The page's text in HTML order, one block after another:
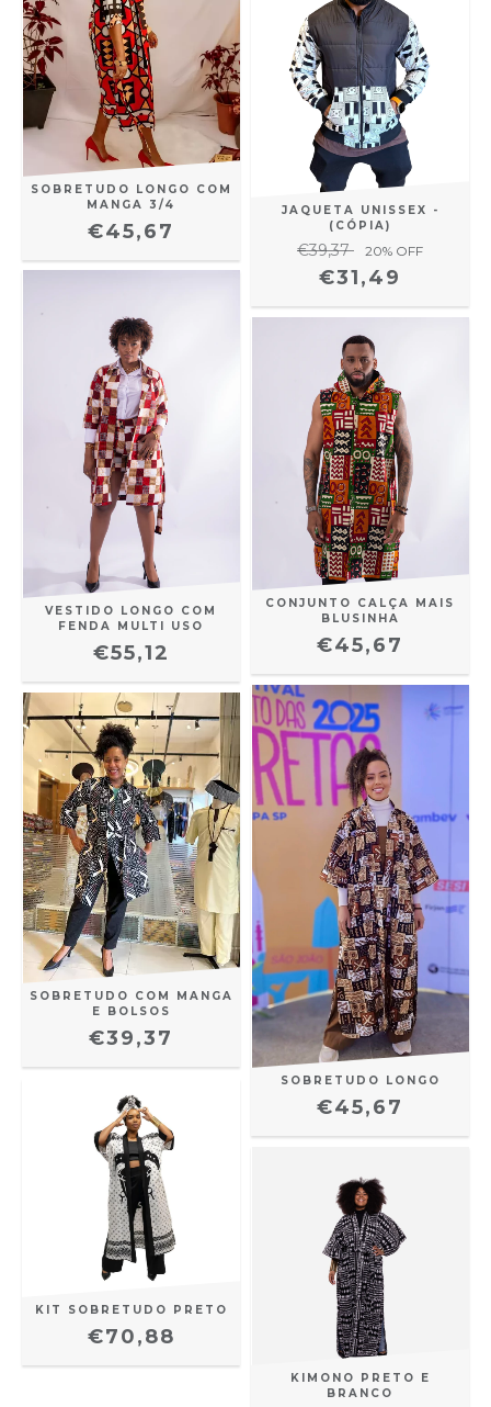
SOBRETUDO LONGO COM
MANGA 3/4
€45,67
JAQUETA UNISSEX -
(CÓPIA)
€39,37 20% OFF
€31,49
VESTIDO LONGO COM
FENDA MULTI USO
€55,12
CONJUNTO CALÇA MAIS
BLUSINHA
€45,67
SOBRETUDO COM MANGA
E BOLSOS
€39,37
SOBRETUDO LONGO
€45,67
KIT SOBRETUDO PRETO
€70,88
KIMONO PRETO E
BRANCO